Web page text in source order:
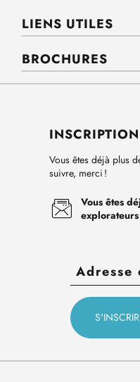
LIENS UTILES
BROCHURES
Vous êtes déjà plus
suivre, merci !
Vous êtes